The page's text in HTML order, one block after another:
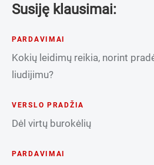
Susiję klausimai:
PARDAVIMAI
Kokių leidimų reikia, norint
liudijimu?
VERSLO PRADŽIA
Dėl virtų burokėlių
PARDAVIMAI